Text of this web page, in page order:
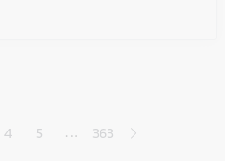
Lapa
4 Lapa
5 … 363